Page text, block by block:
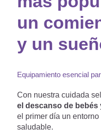
un
y un
Equipamiento esencial
Con nuestra cuidada
el descanso de bebés
el primer día un
saludable.